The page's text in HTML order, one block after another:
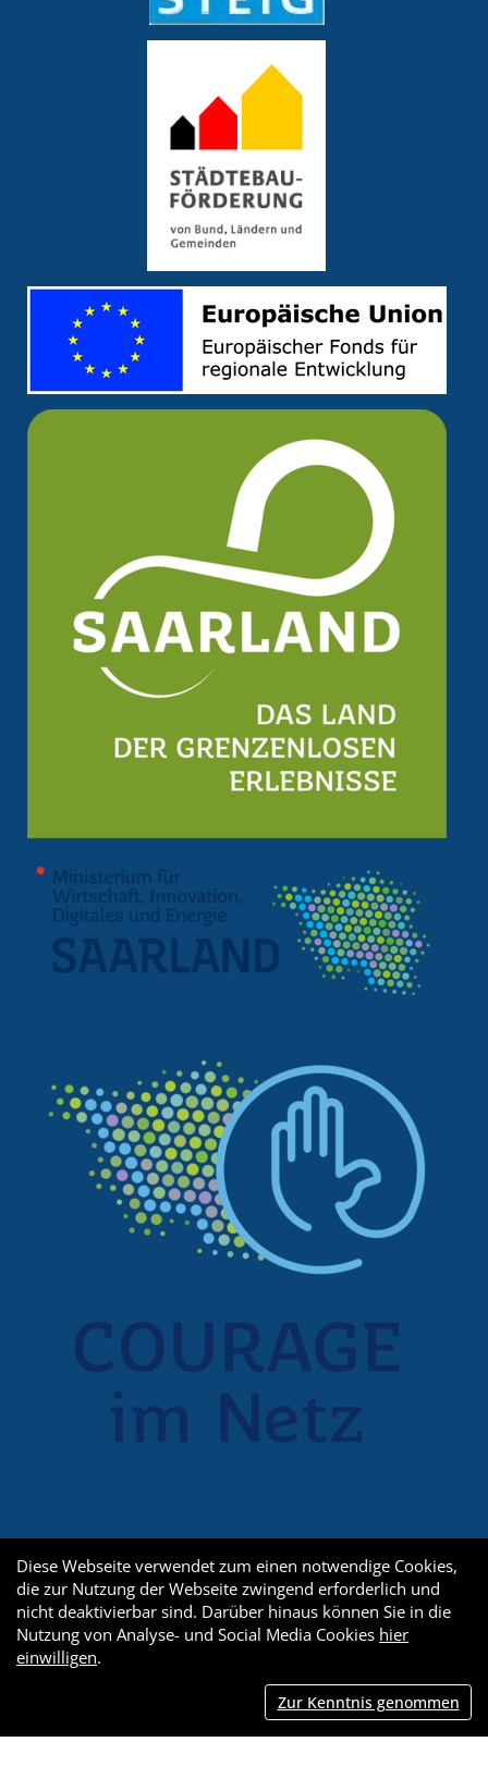
Diese Webseite verwendet zum einen notwendige Cookies,
die zur Nutzung der Webseite zwingend erforderlich und
nicht deaktivierbar sind. Darüber hinaus können Sie in die
Nutzung von Analyse- und Social Media Cookies hier
einwilligen.
Zur Kenntnis genommen